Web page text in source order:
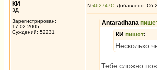
КИ
3Д
Зарегистрирован:
17.02.2005
Суждений: 52231
№462747 Добавлено: Сб
Antaradhana
КИ пишет:
Несколько
Тебе сложно